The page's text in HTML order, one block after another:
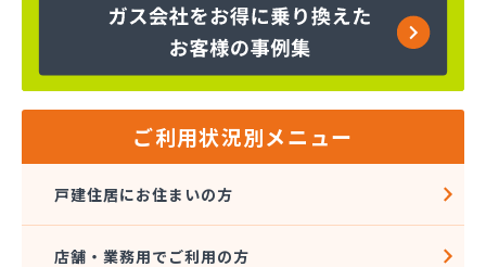
株式会社インデス
株式会社エクシング
株式会社エネサンス関東 八王子営業所
株式会社オージーサービス
株式会社ガスパル青梅販売所
株式会社グリーンエネルギー関東
ご利用状況別メニュー
戸建住居にお住まいの方
店舗・業務用でご利用の方